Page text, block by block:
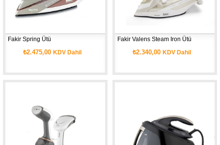
Fakir Spring Ütü
₺2.475,00 KDV Dahil
Fakir Valens Steam Iron Ütü
₺2.340,00 KDV Dahil